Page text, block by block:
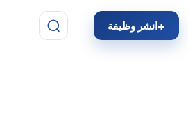
انشر وظيفة